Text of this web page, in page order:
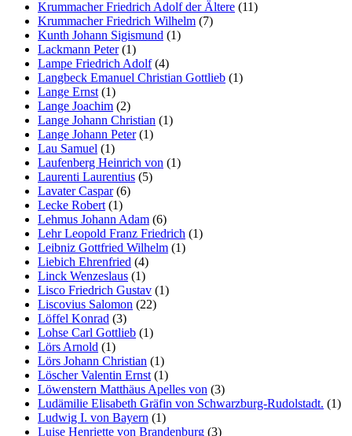
Krummacher Friedrich Adolf der Ältere (11)
Krummacher Friedrich Wilhelm (7)
Kunth Johann Sigismund (1)
Lackmann Peter(1)
Lampe Friedrich Adolf(4)
Langbeck Emanuel Christian Gottlieb (1)
Lange Ernst (1)
Lange Joachim (2)
Lange Johann Christian (1)
Lange Johann Peter(1)
Lau Samuel (1)
Laufenberg Heinrich von (1)
Laurenti Laurentius (5)
Lavater Caspar(6)
Lecke Robert (1)
Lehmus Johann Adam (6)
Lehr Leopold Franz Friedrich (1)
Leibniz Gottfried Wilhelm (1)
Liebich Ehrenfried (4)
Linck Wenzeslaus (1)
Lisco Friedrich Gustav (1)
Liscovius Salomon (22)
Löffel Konrad (3)
Lohse Carl Gottlieb (1)
Lörs Arnold (1)
Lörs Johann Christian (1)
Löscher Valentin Ernst (1)
Löwenstern Matthäus Apelles von (3)
Ludämilie Elisabeth Gräfin von Schwarzburg-Rudolstadt. (1)
Ludwig I. von Bayern (1)
Luise Henriette von Brandenburg (3)